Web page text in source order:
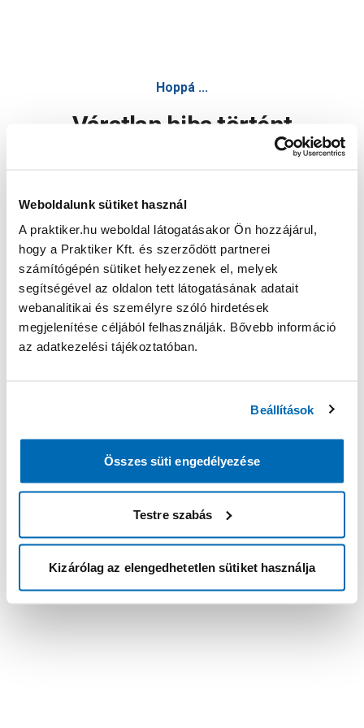
Weboldalunk sütiket használ
A praktiker.hu weboldal látogatásakor Ön hozzájárul,
hogy a Praktiker Kft. és szerződött partnerei
számítógépén sütiket helyezzenek el, melyek
segítségével az oldalon tett látogatásának adatait
webanalitikai és személyre szóló hirdetések
megjelenítése céljából felhasználják. Bővebb információ
az adatkezelési tájékoztatóban.
Beállítások
Összes süti engedélyezése
Testre szabás
Kizárólag az elengedhetetlen sütiket használja
Hoppá ...
Váratlan hiba történt
Oldal újratöltése